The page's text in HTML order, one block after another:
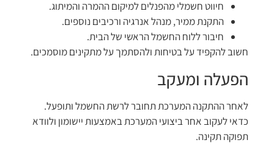
חיווט חשמלי מהפנלים למיקום ההמרה והמיתוג.
התקנת ממיר, מנהל אנרגיה ורכיבים נוספים.
חיבור ללוח החשמל הראשי של הבית.
חשוב להקפיד על בטיחות ולהסתמך על מתקינים מוסמכים.
הפעלה ומעקב
לאחר ההתקנה המערכת תחובר לרשת החשמל ותופעל.
כדאי לעקוב אחר ביצועי המערכת באמצעות יישומון ולוודא
תפוקה תקינה.